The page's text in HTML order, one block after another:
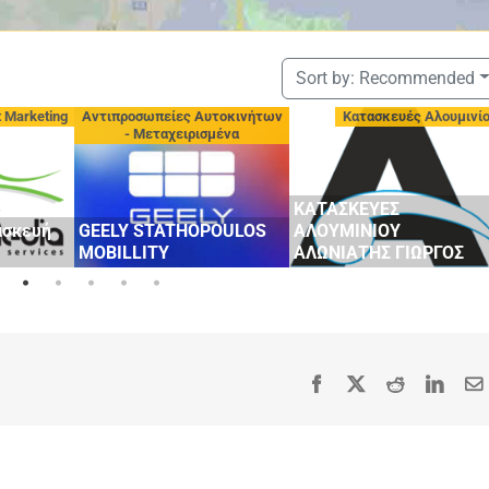
Sort by: Recommended
Marketing
Αντιπροσωπείες Αυτοκινήτων
- Μεταχειρισμένα
GEELY STATHOPOULOS
MOBILLITY
Κατασκευές
ΚΑΤΑΣΚΕΥΕΣ
ΑΛΟΥΜΙΝΙΟΥ
ΑΛΩΝΙΑΤΗΣ ΓΙΩΡΓΟΣ
Facebook Reddit